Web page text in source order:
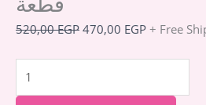
520,00EGP 470,00 EGP + Free